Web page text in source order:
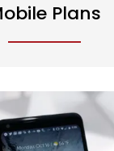
Plans